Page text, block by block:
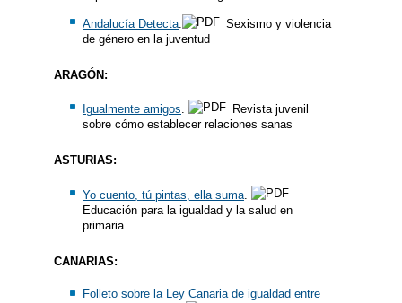
Andalucía Detecta:
Sexismo y violencia
de género en la juventud
ARAGÓN:
Igualmente amigos.
Revista juvenil
sobre cómo establecer relaciones sanas
ASTURIAS:
Yo cuento, tú pintas, ella suma.
Educación para la igualdad y la salud en
primaria.
CANARIAS:
Folleto sobre la Ley Canaria de igualdad entre